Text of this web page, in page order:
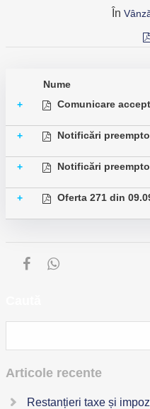
În
Nume
+
Comunicare
+ Notificări
+ Notificări
+ Oferta 271 din
Articole recente
Restanțieri taxe și